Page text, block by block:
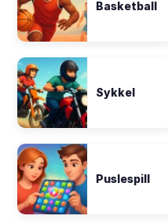
Basketball
Sykkel
Puslespill